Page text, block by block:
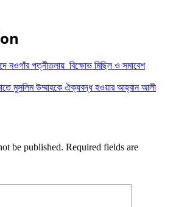
নওগাঁর পত্নীতলায় বিক্ষোভ মিছিল ও সমাবেশ
মুসলিম উম্মাহকে ঐক্যবদ্ধ হওয়ার আহ্বান আলী
be published. Required fields are